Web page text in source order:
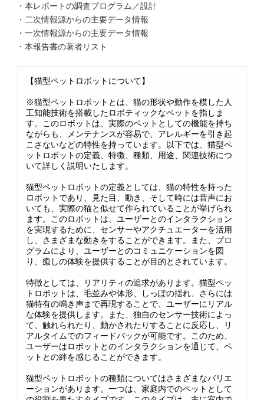
・本レポートの調査プログラム／設計
・二次情報源からの主要データ情報
・一次情報源からの主要データ情報
・本報告書の著者リスト
【猫型ペットロボットについて】
※猫型ペットロボットとは、猫の形状や動作を模した人
工知能技術を搭載したロボティックなペットを指しま
す。このロボットは、実際のペットとしての機能を持ち
ながらも、メンテナンスが容易で、アレルギーを引き起
こさないなどの特性を持っています。以下では、猫型ペ
ットロボットの定義、特徴、種類、用途、関連技術につ
いて詳しく説明いたします。
猫型ペットロボットの定義としては、猫の特性を持った
ロボットであり、見た目、動き、そして時には音声にお
いても、実際の猫と似せて作られていることが挙げられ
ます。このロボットは、ユーザーとのインタラクション
を実現するために、センサーやアクチュエーターを活用
し、さまざまな動きをすることができます。また、プロ
グラムにより、ユーザーとのコミュニケーションを図
り、癒しの体験を提供することが目的とされています。
特徴としては、リアリティの追求があります。猫型ペッ
トロボットは、毛並みや体形、しっぽの揺れ、さらには
猫特有の鳴き声まで再現することで、ユーザーにリアル
な体験を提供します。また、独自のセンサー技術によっ
て、触れられたり、動かされたりすることに反応し、リ
アルタイムでのフィードバックが可能です。このため、
ユーザーはロボットとのインタラクションを通じて、ペ
ットとの絆を感じることができます。
猫型ペットロボットの種類についてはさまざまなバリエ
ーションがあります。一つは、家庭内でのペットとして